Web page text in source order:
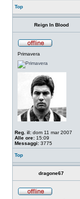
Top
Reign In Blood
Primavera
Reg. il: dom 11 mar 2007
Alle ore: 15:09
Messaggi: 3775
Top
dragone67